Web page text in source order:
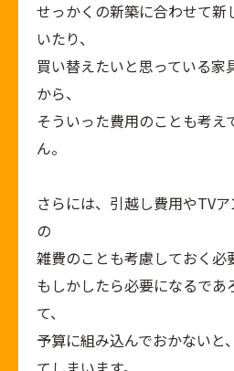
せっかくの新築に合わせて新
いたり、
買い替えたいと思っている家
から、
そういった費用のことも考え
ん。
さらには、引越し費用やTV
の
雑費のことも考慮しておく必
もしかしたら必要になるであ
て、
予算に組み込んでおかないと